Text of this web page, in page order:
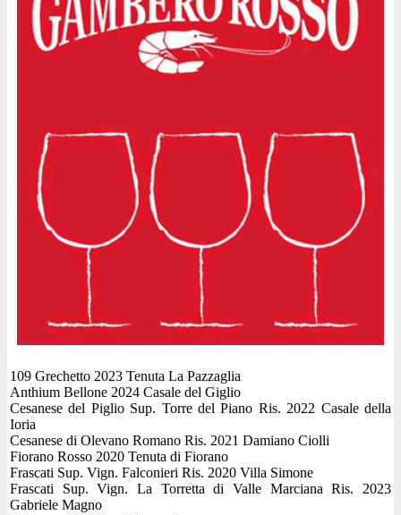
109 Grechetto 2023 Tenuta La Pazzaglia
Anthium Bellone 2024 Casale del Giglio
Cesanese del Piglio Sup. Torre del Piano Ris. 2022 Casale della
Ioria
Cesanese di Olevano Romano Ris. 2021 Damiano Ciolli
Fiorano Rosso 2020 Tenuta di Fiorano
Frascati Sup. Vign. Falconieri Ris. 2020 Villa Simone
Frascati Sup. Vign. La Torretta di Valle Marciana Ris. 2023
Gabriele Magno